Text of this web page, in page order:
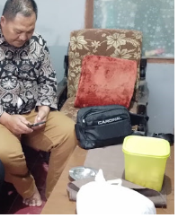
DMD (Dangdut
keluar sebagai juara,
sejarah penting
aktu tannggal
tidak sampai jadi
dan berkiprah lewat
tuturnya kala
Baginya, kegagalan...